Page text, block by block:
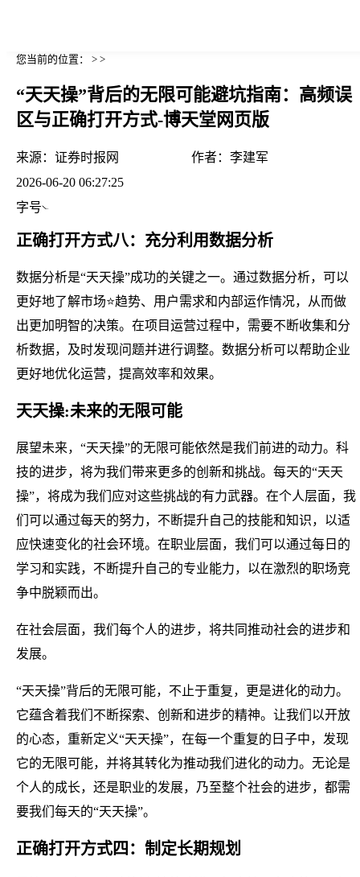
您当前的位置： > >
“天天操”背后的无限可能避坑指南：高频误
区与正确打开方式-博天堂网页版
来源： 证券时报网 作者： 李建军
2026-06-20 06:27:25
字号
正确打开方式八：充分利用数据分析
数据分析是“天天操”成功的关键之一。通过数据分析，可以
更好地了解市场⭐趋势、用户需求和内部运作情况，从而做
出更加明智的决策。在项目运营过程中，需要不断收集和分
析数据，及时发现问题并进行调整。数据分析可以帮助企业
更好地优化运营，提高效率和效果。
天天操:未来的无限可能
展望未来，“天天操”的无限可能依然是我们前进的动力。科
技的进步，将为我们带来更多的创新和挑战。每天的“天天
操”，将成为我们应对这些挑战的有力武器。在个人层面，我
们可以通过每天的努力，不断提升自己的技能和知识，以适
应快速变化的社会环境。在职业层面，我们可以通过每日的
学习和实践，不断提升自己的专业能力，以在激烈的职场竞
争中脱颖而出。
在社会层面，我们每个人的进步，将共同推动社会的进步和
发展。
“天天操”背后的无限可能，不止于重复，更是进化的动力。
它蕴含着我们不断探索、创新和进步的精神。让我们以开放
的心态，重新定义“天天操”，在每一个重复的日子中，发现
它的无限可能，并将其转化为推动我们进化的动力。无论是
个人的成长，还是职业的发展，乃至整个社会的进步，都需
要我们每天的“天天操”。
正确打开方式四：制定长期规划